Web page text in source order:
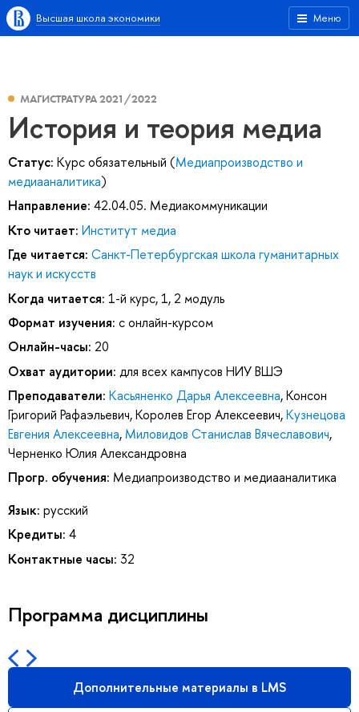
Меню
Высшая школа экономики
МАГИСТРАТУРА 2021/2022
История и теория медиа
Статус: Курс обязательный (Медиапроизводство и
медиааналитика)
Направление: 42.04.05. Медиакоммуникации
Кто читает: Институт медиа
Где читается: Санкт-Петербургская школа гуманитарных
наук и искусств
Когда читается: 1-й курс, 1, 2 модуль
Формат изучения: с онлайн-курсом
Онлайн-часы: 20
Охват аудитории: для всех кампусов НИУ ВШЭ
Преподаватели: Касьяненко Дарья Алексеевна,Консон
Григорий Рафаэльевич,Королев Егор Алексеевич,Кузнецова
Евгения Алексеевна, Миловидов Станислав Вячеславович,
Черненко Юлия Александровна
Прогр. обучения: Медиапроизводство и медиааналитика
Язык: русский
Кредиты: 4
Контактные часы: 32
Программа дисциплины
Дополнительные материалы в LMS